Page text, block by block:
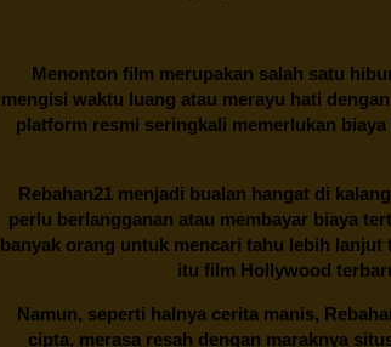
Menonton film merupakan salah satu
mengisi waktu luang atau merayu hati
platform resmi seringkali memerlukan
Rebahan21menjadi bualan hangat di
perlu berlangganan atau membayar biaya
banyak orang untuk mencari tahu lebih
itu film Hollywood
Namun, seperti halnya cerita manis,
cipta, merasa resah dengan maraknya